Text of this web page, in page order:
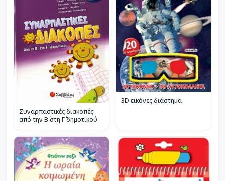
Συναρπαστικές διακοπές
από την Β΄ στη Γ΄ δημοτικού
3D εικόνες διάστημα